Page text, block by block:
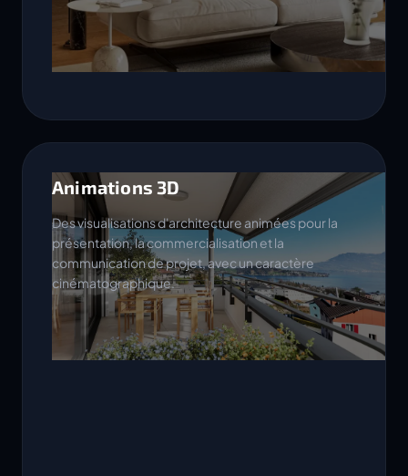
Animations 3D
Des visualisations d'architecture animées pour la
présentation, la commercialisation et la
communication de projet, avec un caractère
cinématographique.